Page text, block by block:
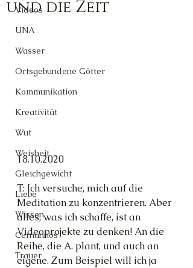
Videos
UNA
Wasser
Ortsgebundene Götter
Kommunikation
Kreativität
Wut
Weisheit
Gleichgewicht
Liebe
Wissen
Cernunnos
Trauer
und die Zeit
18.10.2020
T: Ich versuche, mich auf die
Meditation zu konzentrieren. Aber
alles, was ich schaffe, ist an
Videoprojekte zu denken! An die
Reihe, die A. plant, und auch an
eigene. Zum Beispiel will ich ja